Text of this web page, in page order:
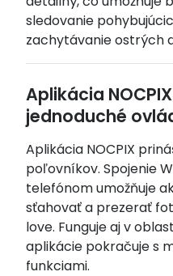
sledovanie
zachytávanie ostrých
Aplikácia
jednoduché
Aplikácia NOCPIX
poľovníkov. Spojenie
telefónom umožňuje
sťahovať a prezerať
love. Funguje aj v
aplikácie pokračuje s
funkciami.